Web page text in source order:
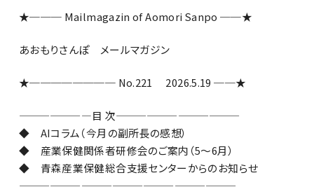
★─── Mailmagazin of Aomori Sanpo ──★
あおもりさんぽ メールマガジン
★──────── No.221 2026.5.19 ──★
———————目 次————————————
◆ AIコラム（今月の副所長の感想）
◆ 産業保健関係者研修会のご案内（5～6月）
◆ 青森産業保健総合支援センターからのお知らせ
—————————————————————